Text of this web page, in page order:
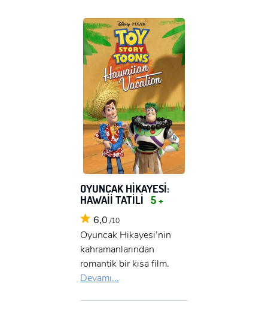
GIRIŞ YAP
E-Posta:
Şifre:
ÜYE OL
E-Posta:
Şifre:
OYUNCAK HİKAYESİ:
HAWAİİ TATİLİ 5 +
6,0 /10
Oyuncak Hikayesi’nin
kahramanlarından
romantik bir kısa film.
Devamı...